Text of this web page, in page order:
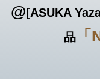
@[ASUKA
品